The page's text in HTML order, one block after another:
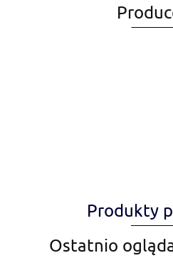
Produkty
Ostatnio